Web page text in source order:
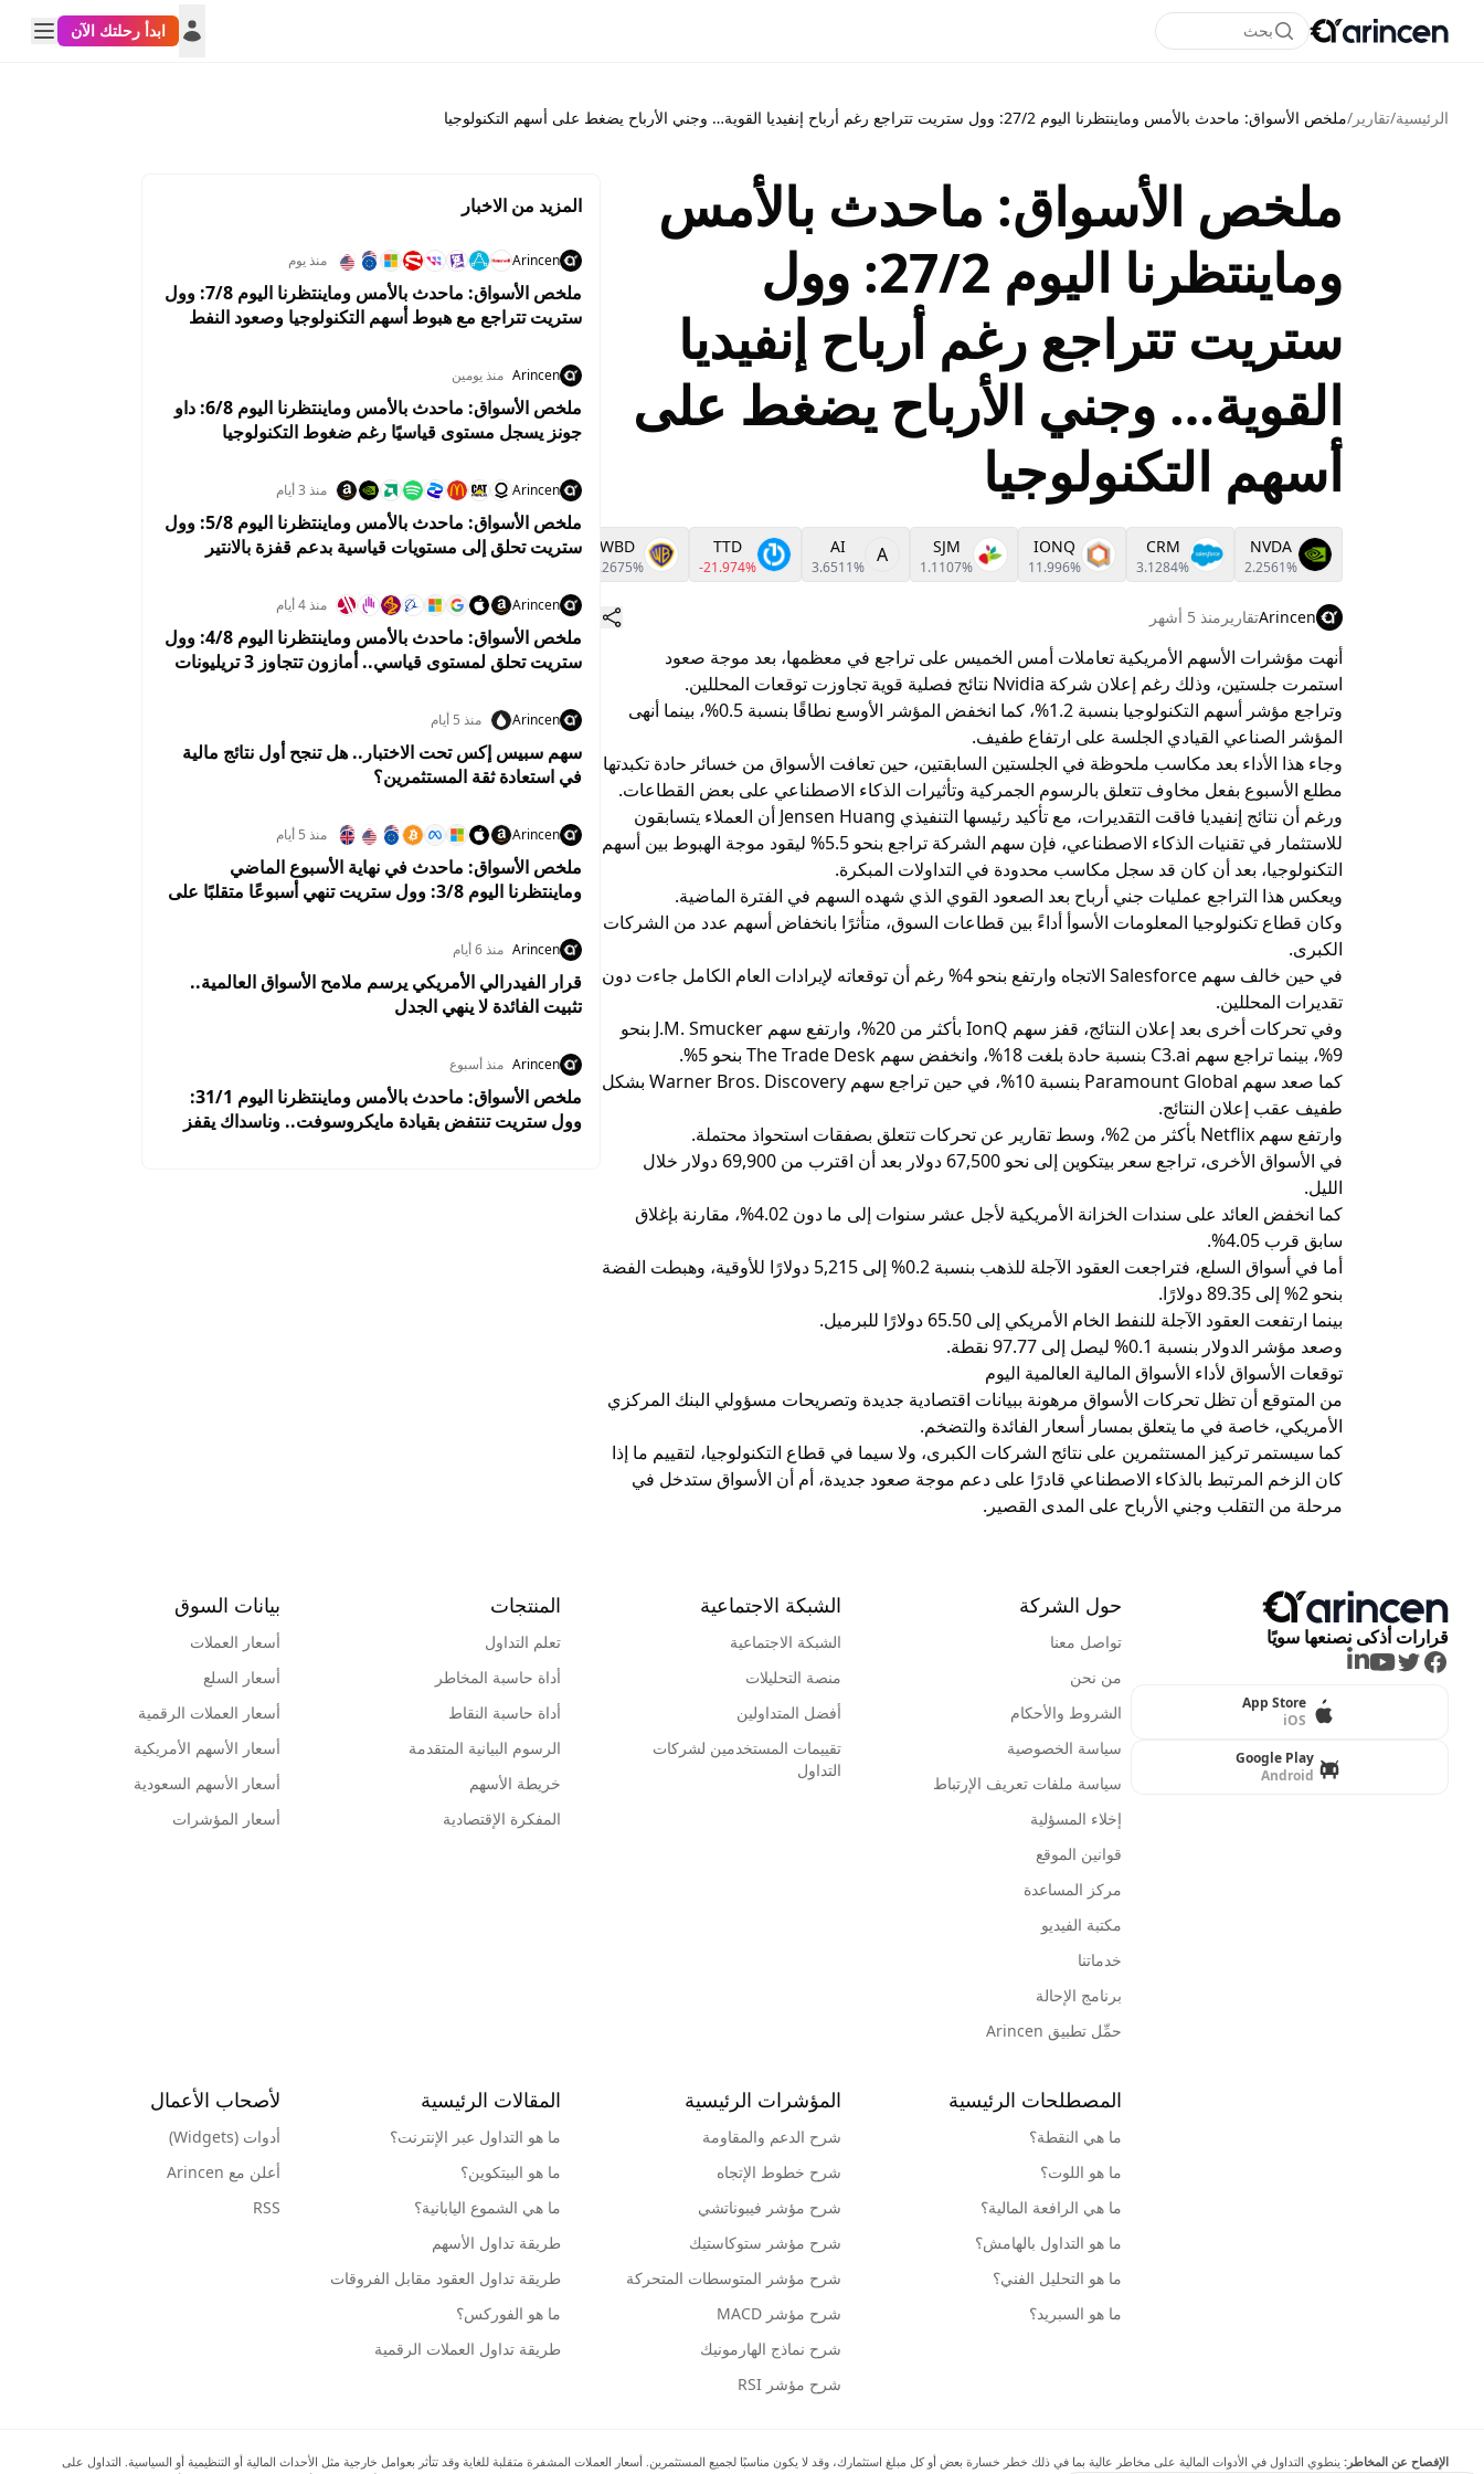
بحث ابدأ رحلتك الآن
الرئيسية/تقارير /ملخص الأسواق: ماحدث بالأمس وماينتظرنا اليوم 27/2: وول ستريت تتراجع رغم أرباح إنفيديا القوية… وجني الأرباح يضغط على أسهم التكنولوجيا
ملخص الأسواق: ماحدث بالأمس
وماينتظرنا اليوم 27/2: وول
ستريت تتراجع رغم أرباح إنفيديا
القوية… وجني الأرباح يضغط على
أسهم التكنولوجيا
NVDA
2.2561%
CRM
3.1284%
IONQ
11.996%
SJM
1.1107%
A
AI
3.6511%
TTD
-21.974%
WBD
1.2675%
NFLX
BTCUSD
XAUUSD
Arincenتقارير منذ 5 أشهر
أنهت مؤشرات الأسهم الأمريكية تعاملات أمس الخميس على تراجع في معظمها، بعد موجة صعود
استمرت جلستين، وذلك رغم إعلان شركة Nvidia نتائج فصلية قوية تجاوزت توقعات المحللين.
وتراجع مؤشر أسهم التكنولوجيا بنسبة 1.2%، كما انخفض المؤشر الأوسع نطاقًا بنسبة 0.5%، بينما أنهى
المؤشر الصناعي القيادي الجلسة على ارتفاع طفيف.
وجاء هذا الأداء بعد مكاسب ملحوظة في الجلستين السابقتين، حين تعافت الأسواق من خسائر حادة تكبدتها
مطلع الأسبوع بفعل مخاوف تتعلق بالرسوم الجمركية وتأثيرات الذكاء الاصطناعي على بعض القطاعات.
ورغم أن نتائج إنفيديا فاقت التقديرات، مع تأكيد رئيسها التنفيذي Jensen Huang أن العملاء يتسابقون
للاستثمار في تقنيات الذكاء الاصطناعي، فإن سهم الشركة تراجع بنحو 5.5% ليقود موجة الهبوط بين أسهم
التكنولوجيا، بعد أن كان قد سجل مكاسب محدودة في التداولات المبكرة.
ويعكس هذا التراجع عمليات جني أرباح بعد الصعود القوي الذي شهده السهم في الفترة الماضية.
وكان قطاع تكنولوجيا المعلومات الأسوأ أداءً بين قطاعات السوق، متأثرًا بانخفاض أسهم عدد من الشركات
الكبرى.
في حين خالف سهم Salesforce الاتجاه وارتفع بنحو 4% رغم أن توقعاته لإيرادات العام الكامل جاءت دون
تقديرات المحللين.
وفي تحركات أخرى بعد إعلان النتائج، قفز سهم IonQ بأكثر من 20%، وارتفع سهم J.M. Smucker بنحو
9%، بينما تراجع سهم
C3.ai بنسبة حادة بلغت 18%، وانخفض سهم The Trade Desk بنحو 5%.
كما صعد سهم Paramount Global بنسبة 10%، في حين تراجع سهم Warner Bros. Discovery بشكل
طفيف عقب إعلان النتائج.
وارتفع سهم Netflix بأكثر من 2%، وسط تقارير عن تحركات تتعلق بصفقات استحواذ محتملة.
في الأسواق الأخرى، تراجع سعر بيتكوين إلى نحو 67,500 دولار بعد أن اقترب من 69,900 دولار خلال
الليل.
كما انخفض العائد على سندات الخزانة الأمريكية لأجل عشر سنوات إلى ما دون 4.02%، مقارنة بإغلاق
سابق قرب 4.05%.
أما في أسواق السلع، فتراجعت العقود الآجلة للذهب بنسبة 0.2% إلى 5,215 دولارًا للأوقية، وهبطت الفضة
بنحو 2% إلى 89.35 دولارًا.
بينما ارتفعت العقود الآجلة للنفط الخام الأمريكي إلى 65.50 دولارًا للبرميل.
وصعد مؤشر الدولار بنسبة 0.1% ليصل إلى 97.77 نقطة.
توقعات الأسواق لأداء الأسواق المالية العالمية اليوم
من المتوقع أن تظل تحركات الأسواق مرهونة ببيانات اقتصادية جديدة وتصريحات مسؤولي البنك المركزي
الأمريكي، خاصة في ما يتعلق بمسار أسعار الفائدة والتضخم.
كما سيستمر تركيز المستثمرين على نتائج الشركات الكبرى، ولا سيما في قطاع التكنولوجيا، لتقييم ما إذا
كان الزخم المرتبط بالذكاء الاصطناعي قادرًا على دعم موجة صعود جديدة، أم أن الأسواق ستدخل في
مرحلة من التقلب وجني الأرباح على المدى القصير.
المزيد من الاخبار
Arincen منذ يوم
ملخص الأسواق: ماحدث بالأمس وماينتظرنا اليوم 7/8: وول
ستريت تتراجع مع هبوط أسهم التكنولوجيا وصعود النفط
Arincen منذ يومين
ملخص الأسواق: ماحدث بالأمس وماينتظرنا اليوم 6/8: داو
جونز يسجل مستوى قياسيًا رغم ضغوط التكنولوجيا
Arincen منذ 3 أيام
ملخص الأسواق: ماحدث بالأمس وماينتظرنا اليوم 5/8: وول
ستريت تحلق إلى مستويات قياسية بدعم قفزة بالانتير
Arincen منذ 4 أيام
ملخص الأسواق: ماحدث بالأمس وماينتظرنا اليوم 4/8: وول
ستريت تحلق لمستوى قياسي.. أمازون تتجاوز 3 تريليونات
Arincen منذ 5 أيام
سهم سبيس إكس تحت الاختبار.. هل تنجح أول نتائج مالية
في استعادة ثقة المستثمرين؟
Arincen منذ 5 أيام
ملخص الأسواق: ماحدث في نهاية الأسبوع الماضي
وماينتظرنا اليوم 3/8: وول ستريت تنهي أسبوعًا متقلبًا على
Arincen منذ 6 أيام
قرار الفيدرالي الأمريكي يرسم ملامح الأسواق العالمية..
تثبيت الفائدة لا ينهي الجدل
Arincen منذ أسبوع
ملخص الأسواق: ماحدث بالأمس وماينتظرنا اليوم 31/1:
وول ستريت تنتفض بقيادة مايكروسوفت.. وناسداك يقفز
قرارات أذكى نصنعها سويًا
Facebook
Twitter
Youtube
LinkedIn
App Store
iOS
Google Play
Android
حول الشركة
تواصل معنا
من نحن
الشروط والأحكام
سياسة الخصوصية
سياسة ملفات تعريف الإرتباط
إخلاء المسؤلية
قوانين الموقع
مركز المساعدة
مكتبة الفيديو
خدماتنا
برنامج الإحالة
حمِّل تطبيق Arincen
الشبكة الاجتماعية
الشبكة الاجتماعية
منصة التحليلات
أفضل المتداولين
تقييمات المستخدمين لشركات
التداول
المنتجات
تعلم التداول
أداة حاسبة المخاطر
أداة حاسبة النقاط
الرسوم البيانية المتقدمة
خريطة الأسهم
المفكرة الإقتصادية
بيانات السوق
أسعار العملات
أسعار السلع
أسعار العملات الرقمية
أسعار الأسهم الأمريكية
أسعار الأسهم السعودية
أسعار المؤشرات
المصطلحات الرئيسية
ما هي النقطة؟
ما هو اللوت؟
ما هي الرافعة المالية؟
ما هو التداول بالهامش؟
ما هو التحليل الفني؟
ما هو السبريد؟
المؤشرات الرئيسية
شرح الدعم والمقاومة
شرح خطوط الإتجاه
شرح مؤشر فيبوناتشي
شرح مؤشر ستوكاستيك
شرح مؤشر المتوسطات المتحركة
شرح مؤشر MACD
شرح نماذج الهارمونيك
شرح مؤشر RSI
المقالات الرئيسية
ما هو التداول عبر الإنترنت؟
ما هو البيتكوين؟
ما هي الشموع اليابانية؟
طريقة تداول الأسهم
طريقة تداول العقود مقابل الفروقات
ما هو الفوركس؟
طريقة تداول العملات الرقمية
لأصحاب الأعمال
أدوات (Widgets)
أعلن مع Arincen
RSS
الإفصاح عن المخاطر: ينطوي التداول في الأدوات المالية على مخاطر عالية بما في ذلك خطر خسارة بعض أو كل مبلغ استثمارك، وقد لا يكون مناسبًا لجميع المستثمرين. أسعار العملات المشفرة متقلبة للغاية وقد تتأثر بعوامل خارجية مثل الأحداث المالية أو التنظيمية أو السياسية. التداول على